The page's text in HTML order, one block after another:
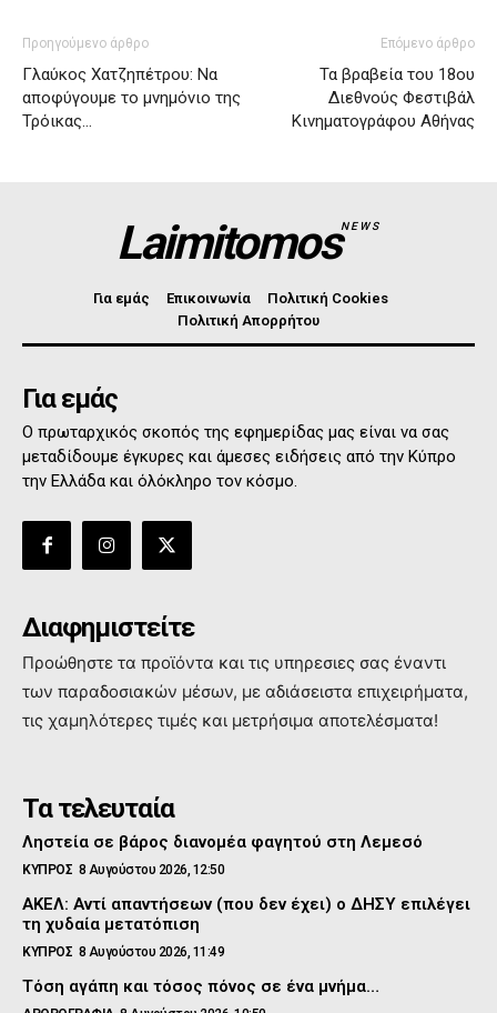
Προηγούμενο άρθρο
Γλαύκος Χατζηπέτρου: Να
αποφύγουμε το μνημόνιο της
Τρόικας…
Επόμενο άρθρο
Τα βραβεία του 18ου
Διεθνούς Φεστιβάλ
Κινηματογράφου Αθήνας
LaimitomosNEWS
Για εμάς Επικοινωνία
Πολιτική Cookies
Πολιτική Απορρήτου
Για εμάς
Ο πρωταρχικός σκοπός της εφημερίδας μας είναι να σας
μεταδίδουμε έγκυρες και άμεσες ειδήσεις από την Κύπρο
την Ελλάδα και όλόκληρο τον κόσμο.
Διαφημιστείτε
Προώθηστε τα προϊόντα και τις υπηρεσιες σας έναντι
των παραδοσιακών μέσων, με αδιάσειστα επιχειρήματα,
τις χαμηλότερες τιμές και μετρήσιμα αποτελέσματα!
Τα τελευταία
Ληστεία σε βάρος διανομέα φαγητού στη Λεμεσό
ΚΥΠΡΟΣ 8 Αυγούστου 2026, 12:50
ΑΚΕΛ: Αντί απαντήσεων (που δεν έχει) ο ΔΗΣΥ επιλέγει
τη χυδαία μετατόπιση
ΚΥΠΡΟΣ 8 Αυγούστου 2026, 11:49
Τόση αγάπη και τόσος πόνος σε ένα μνήμα…